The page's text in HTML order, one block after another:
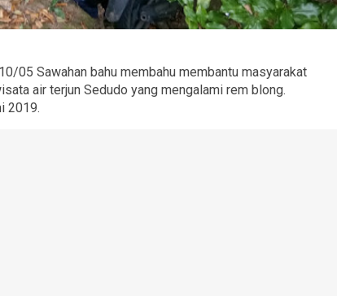
05 Sawahan bahu membahu membantu masyarakat
air terjun Sedudo yang mengalami rem blong.
2019.